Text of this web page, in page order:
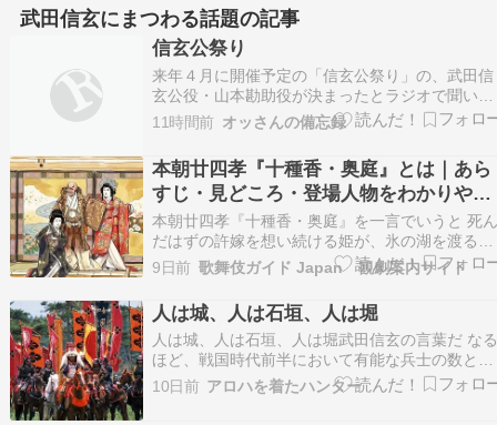
武田信玄にまつわる話題の記事
信玄公祭り
来年４月に開催予定の「信玄公祭り」の、武田信
玄公役・山本勘助役が決まったとラジオで聞い
た。 武田信玄公役が、俳優の真矢 ミキさん 山本
勘助役が、オペラ歌手の山本 耕平さん 女性の信
公役は３人目。 相方が真矢 ミキさんを気に入っ
いるから、見に行きたいと言うか？ ずくなし（
言…
11時間前 オッさんの備忘録
本朝廿四孝『十種香・奥庭』とは｜あら
すじ・見どころ・登場人物をわかりやす
く解説
本朝廿四孝『十種香・奥庭』を一言でいうと 死
だはずの許嫁を想い続ける姫が、氷の湖を渡る奇
跡を起こす物語です。 敵対する武田家と長尾家
引き裂かれた恋人たちと、その危機を救うため一
途な恋心が奇跡を呼び起こす八重垣姫の姿が描か
れます。 本朝廿四孝とは 「本朝廿四孝（ほんち
うにじ…
9日前 歌舞伎ガイド Japan 観劇案内サイト
人は城、人は石垣、人は堀
人は城、人は石垣、人は堀武田信玄の言葉だ な
ほど、戦国時代前半において有能な兵士の数と運
用こそが国の防御の要であるとして信玄は最強と
言われた武田軍団を作り上げた しかしその武田
10日前 アロハを着たハンター